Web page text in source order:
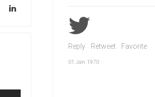
Reply Retweet Favorite
01 Jan 1970